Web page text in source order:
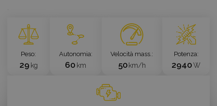
`
Peso
29 kg
Autonomia
60 km
Velocità mass.
50 km/h
Potenza
2940W